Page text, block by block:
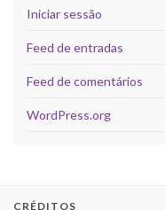
Iniciar sessão
Feed de entradas
Feed de comentários
WordPress.org
CRÉDITOS